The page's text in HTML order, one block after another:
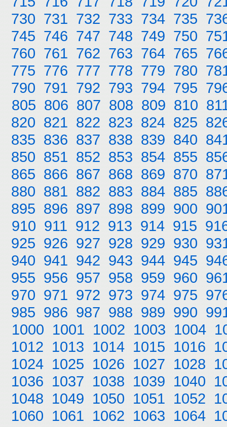
730 731 732 733 734 735
745 746 747 748 749 750
760 761 762 763 764 765
775 776 777 778 779 780
790 791 792 793 794 795
805 806 807 808 809 810
820 821 822 823 824 825
835 836 837 838 839 840
850 851 852 853 854 855
865 866 867 868 869 870
880 881 882 883 884 885
895 896 897 898 899 900
910 911 912 913 914 915
925 926 927 928 929 930
940 941 942 943 944 945
955 956 957 958 959 960
970 971 972 973 974 975
985 986 987 988 989 990
1000 1001 1002 1003 1004
1012 1013 1014 1015 1016
1024 1025 1026 1027 1028
1036 1037 1038 1039 1040
1048 1049 1050 1051 1052
1060 1061 1062 1063 1064